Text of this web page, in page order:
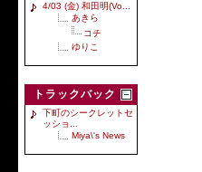
4/03 (金) 和田明(Vo...
あきら
コチ
ゆりこ
トラックバック
下町のシークレットセ
ッショ...
Miya\'s News